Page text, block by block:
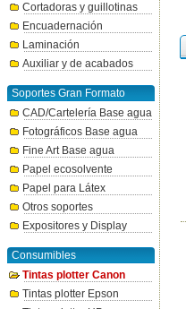
Cortadoras y guillotinas
Encuadernación
Laminación
Auxiliar y de acabados
Soportes Gran Formato
CAD/Cartelería Base agua
Fotográficos Base agua
Fine Art Base agua
Papel ecosolvente
Papel para Látex
Otros soportes
Expositores y Display
Consumibles
Tintas plotter Canon
Tintas plotter Epson